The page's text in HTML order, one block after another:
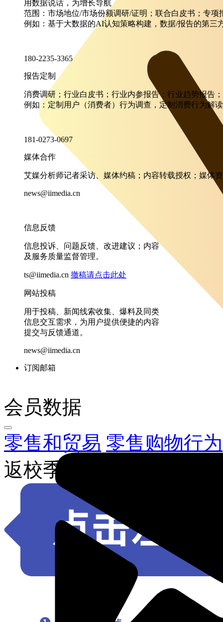
用数据说话，为增长导航
范围：市场地位/市场份额调研/证明；联合白皮书；专
例如：基于大数据的AI认知策略构建，数据/报告的第三
180-2235-3365
报告定制
消费调研；行业白皮书；行业内参报告；行业趋势报告
例如：定制用户（消费者）行为调查，定制消费行为解
181-0273-0697
媒体合作
艾媒分析师记者采访、媒体约稿；内容转载授权；媒体
news@iimedia.cn
信息反馈
信息投诉、问题反馈、改进建议；内容
及服务质量监督管理。
ts@iimedia.cn 撤稿请点击此处
网站投稿
用于投稿、新闻线索收集、爆料及同类
信息交互需求，为用户提供便捷的内容
提交与反馈通道。
news@iimedia.cn
订阅邮箱
会员数据
零售和贸易 零售购物行为
返校季美国消费者支出金